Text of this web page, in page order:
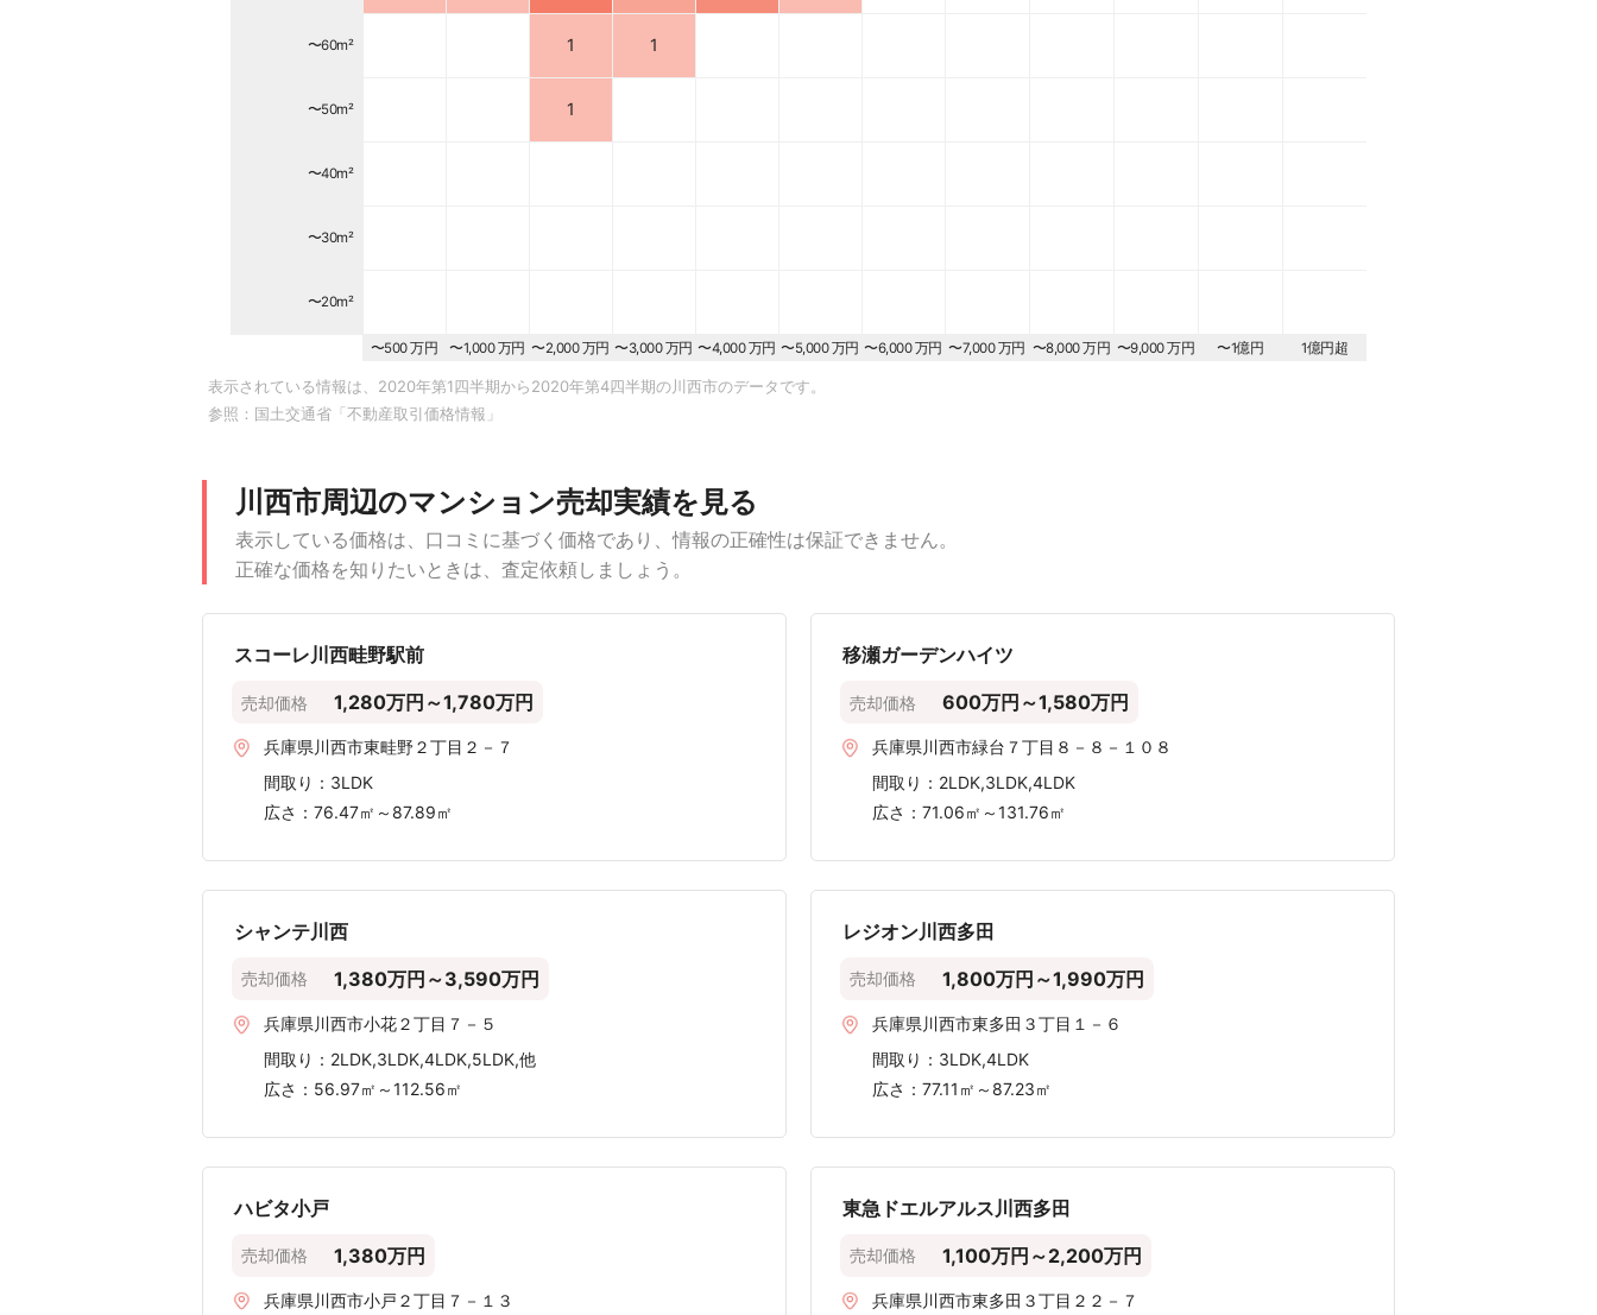
〜60m² 1 1
〜50m² 1
〜40m²
〜30m²
〜20m²
〜500 万円 〜1,000 万円 〜2,000 万円 〜3,000 万円 〜4,000 万円 〜5,000 万円 〜6,000 万円 〜7,000 万円 〜8,000 万円 〜9,000 万円 〜1億円 1億円超
表示されている情報は、2020年第1四半期から2020年第4四半期の川西市のデータです。
参照： 国土交通省「不動産取引価格情報」
川西市周辺のマンション売却実績を見る
表示している価格は、口コミに基づく価格であり、情報の正確性は保証できません。
正確な価格を知りたいときは、査定依頼しましょう。
スコーレ川西畦野駅前
売却価格 1,280万円～1,780万円
兵庫県川西市東畦野２丁目２－７
間取り： 3LDK
広さ： 76.47㎡～87.89㎡
移瀬ガーデンハイツ
売却価格 600万円～1,580万円
兵庫県川西市緑台７丁目８－８－１０８
間取り： 2LDK,3LDK,4LDK
広さ：71.06㎡～131.76㎡
シャンテ川西
売却価格 1,380万円～3,590万円
兵庫県川西市小花２丁目７－５
間取り： 2LDK,3LDK,4LDK,5LDK,他
広さ： 56.97㎡～112.56㎡
レジオン川西多田
売却価格 1,800万円～1,990万円
兵庫県川西市東多田３丁目１－６
間取り： 3LDK,4LDK
広さ：77.11㎡～87.23㎡
ハビタ小戸
売却価格 1,380万円
兵庫県川西市小戸２丁目７－１３
東急ドエルアルス川西多田
売却価格 1,100万円～2,200万円
兵庫県川西市東多田３丁目２２－７